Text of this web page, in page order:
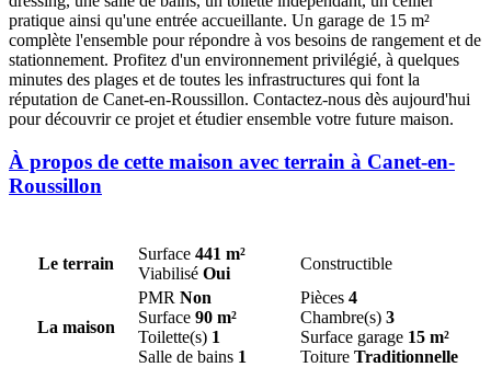
pratique ainsi qu'une entrée accueillante. Un garage de 15 m²
complète l'ensemble pour répondre à vos besoins de rangement et de
stationnement. Profitez d'un environnement privilégié, à quelques
minutes des plages et de toutes les infrastructures qui font la
réputation de Canet-en-Roussillon. Contactez-nous dès aujourd'hui
pour découvrir ce projet et étudier ensemble votre future maison.
À propos de cette maison avec terrain à Canet-en-
Roussillon
Le terrain
Surface 441 m²
Viabilisé Oui
Constructible
La maison
PMR Non
Surface 90 m²
Toilette(s) 1
Salle de bains 1
Pièces 4
Chambre(s) 3
Surface garage 15 m²
Toiture Traditionnelle